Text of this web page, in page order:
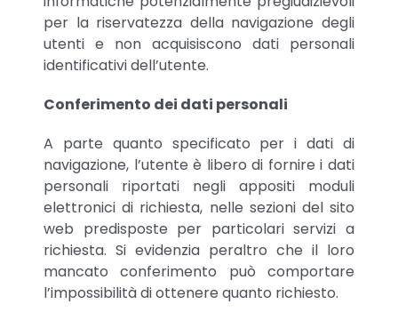
per la riservatezza della navigazione degli
utenti e non acquisiscono dati personali
identificativi dell’utente.
Conferimento dei dati personali
A parte quanto specificato per i dati di
navigazione, l’utente è libero di fornire i dati
personali riportati negli appositi moduli
elettronici di richiesta, nelle sezioni del sito
web predisposte per particolari servizi a
richiesta. Si evidenzia peraltro che il loro
mancato conferimento può comportare
l’impossibilità di ottenere quanto richiesto.